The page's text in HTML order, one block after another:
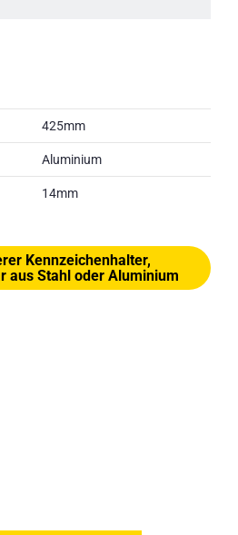
425mm
Aluminium
14mm
Kennzeichenhalter,
aus Stahl oder Aluminium